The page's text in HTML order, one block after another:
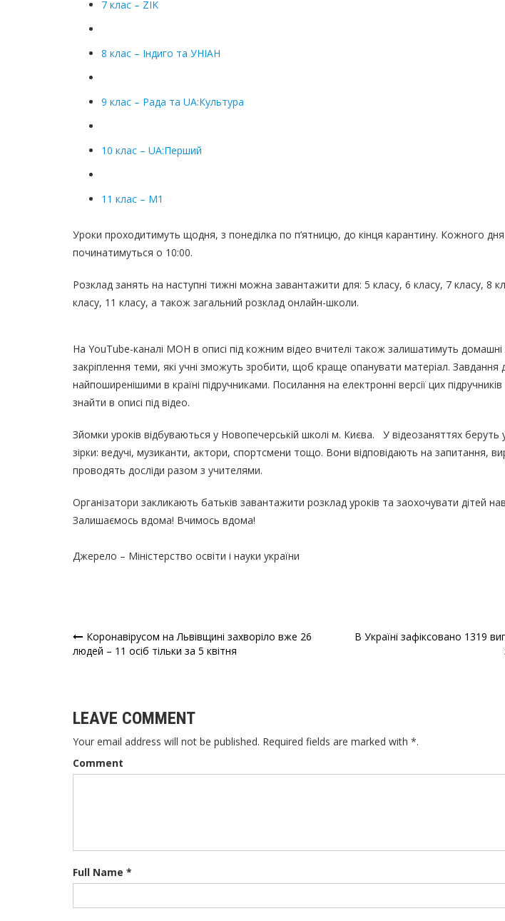
7 клас – ZIK
8 клас – Індиго та УНІАН
9 клас – Рада та UA:Культура
10 клас – UA:Перший
11 клас – М1
Уроки проходитимуть щодня, з понеділка по п’ятницю, до кінця карантину. Кожного
починатимуться о 10:00.
Розклад занять на наступні тижні можна завантажити для: 5 класу, 6 класу, 7 класу, 8
класу, 11 класу, а також загальний розклад онлайн-школи.
На YouTube-каналі МОН в описі під кожним відео вчителі також залишатимуть домашні
закріплення теми, які учні зможуть зробити, щоб краще опанувати матеріал. Завдання
найпоширенішими в країні підручниками. Посилання на електронні версії цих
знайти в описі під відео.
Зйомки уроків відбуваються у Новопечерській школі м. Києва. У відеозаняттях беруть
зірки: ведучі, музиканти, актори, спортсмени тощо. Вони відповідають на запитання,
проводять досліди разом з учителями.
Організатори закликають батьків завантажити розклад уроків та заохочувати дітей
Залишаємось вдома! Вчимось вдома!
Джерело – Міністерство освіти і науки україни
Навігація
Коронавірусом на Львівщині захворіло вже 26
людей – 11 осіб тільки за 5 квітня
В Україні зафіксовано 1319
LEAVE COMMENT
Your email address will not be published. Required fields are marked with *.
Comment
Full Name *